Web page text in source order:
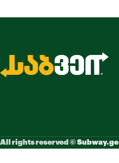
All rights reserved ©Subway.ge